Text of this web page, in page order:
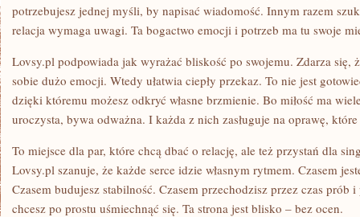
potrzebujesz jednej myśli, by napisać wiadomość. Innym razem
relacja wymaga uwagi. Ta bogactwo emocji i potrzeb ma tu swoje
Lovsy.pl podpowiada jak wyrażać bliskość po swojemu. Zdarza się,
sobie dużo emocji. Wtedy ułatwia ciepły przekaz. To nie jest
dzięki któremu możesz odkryć własne brzmienie. Bo miłość ma
uroczysta, bywa odważna. I każda z nich zasługuje na oprawę,
To miejsce dla par, które chcą dbać o relację, ale też przystań dla
Lovsy.pl szanuje, że każde serce idzie własnym rytmem. Czasem
Czasem budujesz stabilność. Czasem przechodzisz przez czas prób
chcesz po prostu uśmiechnąć się. Ta strona jest blisko – bez ocen.